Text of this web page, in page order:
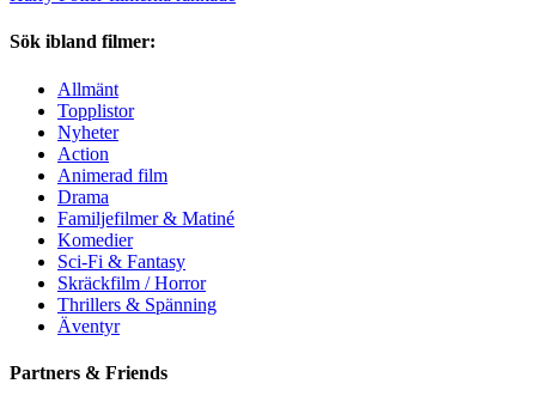
Sök ibland filmer:
Allmänt
Topplistor
Nyheter
Action
Animerad film
Drama
Familjefilmer & Matiné
Komedier
Sci-Fi & Fantasy
Skräckfilm / Horror
Thrillers & Spänning
Äventyr
Partners & Friends